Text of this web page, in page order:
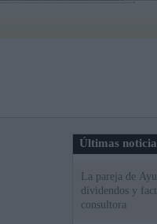
Últimas
La pareja de
dividendos y
consultora